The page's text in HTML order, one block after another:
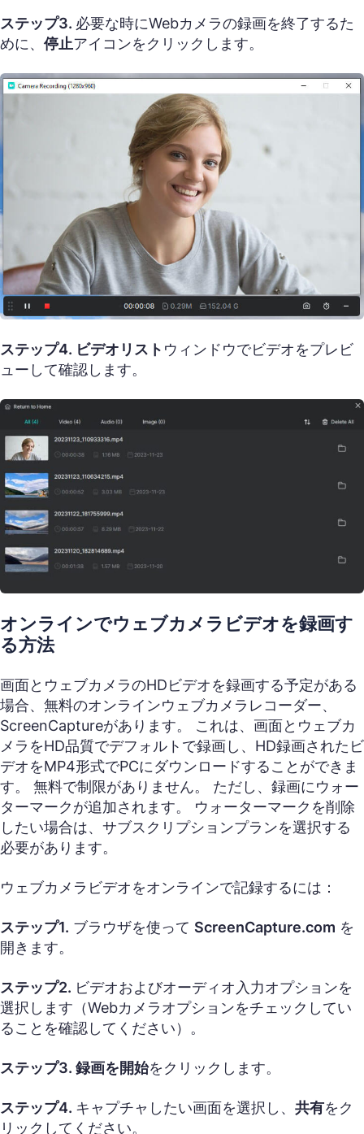
ステップ3. 必要な時にWebカメラの録画を終了するた
めに、 停止アイコンをクリックします。
ステップ4. ビデオリスト ウィンドウでビデオをプレビ
ューして確認します。
オンラインでウェブカメラビデオを録画す
る方法
画面とウェブカメラのHDビデオを録画する予定がある
場合、無料のオンラインウェブカメラレコーダー、
ScreenCaptureがあります。 これは、画面とウェブカ
メラをHD品質でデフォルトで録画し、HD録画されたビ
デオをMP4形式でPCにダウンロードすることができま
す。 無料で制限がありません。 ただし、録画にウォー
ターマークが追加されます。 ウォーターマークを削除
したい場合は、サブスクリプションプランを選択する
必要があります。
ウェブカメラビデオをオンラインで記録するには：
ステップ1. ブラウザを使って ScreenCapture.com を
開きます。
ステップ2. ビデオおよびオーディオ入力オプションを
選択します（Webカメラオプションをチェックしてい
ることを確認してください）。
ステップ3. 録画を開始をクリックします。
ステップ4. キャプチャしたい画面を選択し、 共有をク
リックしてください。